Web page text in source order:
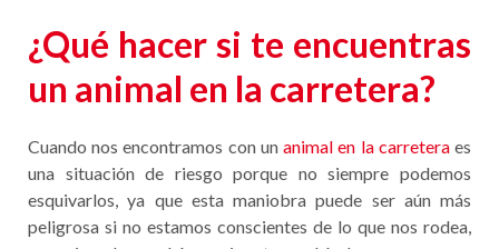
¿Qué hacer si te encuentras
un animal en la carretera?
Cuando nos encontramos con unanimal en la carreteraes
una situación de riesgo porque no siempre podemos
esquivarlos, ya que esta maniobra puede ser aún más
peligrosa si no estamos conscientes de lo que nos rodea,